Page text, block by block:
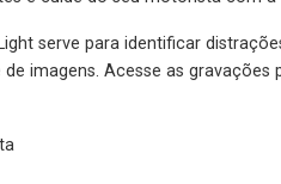
serve para identificar
imagens. Acesse as gravações